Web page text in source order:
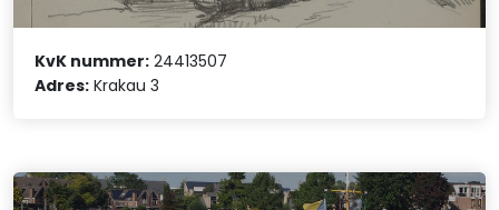
KvK nummer: 24413507
Adres: Krakau 3